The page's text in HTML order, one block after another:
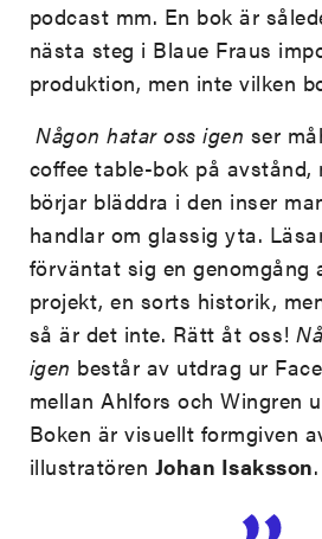
podcast mm. En bok är
nästa steg i Blaue Fraus
produktion, men inte vilken
Någon hatar oss igen ser
coffee table-bok på avstånd,
börjar bläddra i den inser
handlar om glassig yta.
förväntat sig en genomgång
projekt, en sorts historik,
så är det inte. Rätt åt oss!
igen består av utdrag ur
mellan Ahlfors och Wingren
Boken är visuellt formgiven
illustratören Johan Isaksson.